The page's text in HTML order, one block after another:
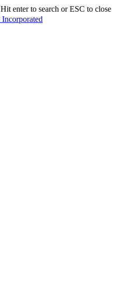
Hit enter to search or ESC to close